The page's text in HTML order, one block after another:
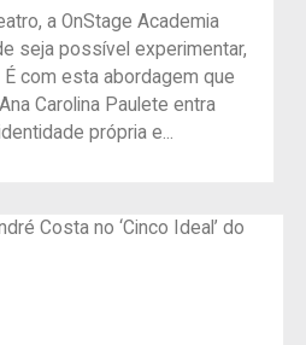
a OnStage Academia
seja possível experimentar,
com esta abordagem que
Carolina Paulete entra
própria e...